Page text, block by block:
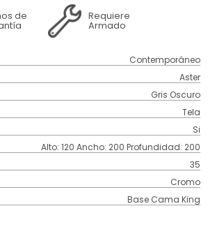
de Requiere
Armado
Contemporáneo
Aster
Gris Oscuro
Tela
Si
Alto: 120 Ancho: 200 Profundidad: 200
35
Cromo
Base Cama King